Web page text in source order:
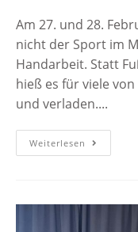
Am 27. und 28.
nicht der Sport im
Handarbeit. Statt
hieß es für viele
und verladen....
Weiterlesen